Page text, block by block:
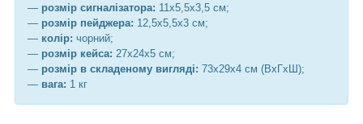
— розмір сигналізатора: 11х5,5х3,5 см;
— розмір пейджера: 12,5х5,5х3 см;
— колір: чорний;
— розмір кейса: 27х24х5 см;
— розмір в складеному вигляді: 73х29х4 см (ВхГхШ);
— вага: 1 кг